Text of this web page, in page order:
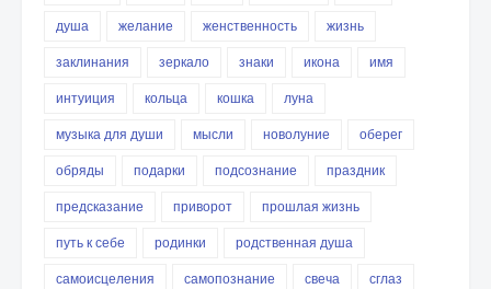
душа
желание женственность
жизнь
заклинания
зеркало знаки икона
имя
интуиция
кольца кошка
луна
музыка для души
мысли новолуние
оберег
обряды
подарки подсознание
праздник
предсказание
приворот
прошлая жизнь
путь к себе
родинки
родственная душа
самоисцеления
самопознание свеча
сглаз